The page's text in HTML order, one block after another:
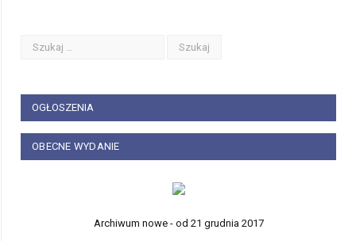
OGŁOSZENIA
OBECNE WYDANIE
Archiwum nowe - od 21 grudnia 2017